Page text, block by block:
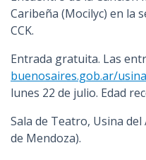
Caribeña (Mocilyc) en la
CCK.
Entrada gratuita. Las
buenosaires.gob.ar/
lunes 22 de julio. Edad
Sala de Teatro, Usina
de Mendoza).